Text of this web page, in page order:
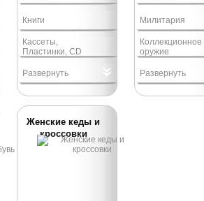
Книги
Кассеты,
Пластинки, CD
Развернуть
Милитария
Коллекционное
оружие
Развернуть
Женские кеды и
кроссовки